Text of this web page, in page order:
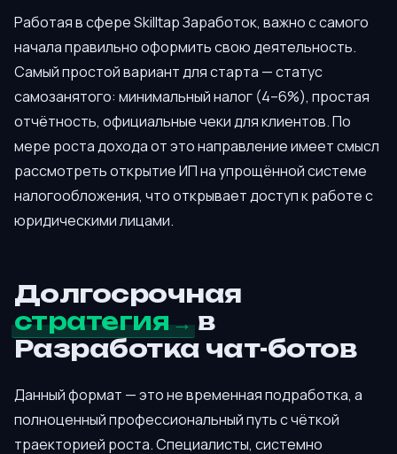
Работая в сфере Skilltap Заработок, важно с самого
начала правильно оформить свою деятельность.
Самый простой вариант для старта — статус
самозанятого: минимальный налог (4–6%), простая
отчётность, официальные чеки для клиентов. По
мере роста дохода от это направление имеет смысл
рассмотреть открытие ИП на упрощённой системе
налогообложения, что открывает доступ к работе с
юридическими лицами.
Долгосрочная
стратегия
в
Разработка чат-ботов
Данный формат — это не временная подработка, а
полноценный профессиональный путь с чёткой
траекторией роста. Специалисты, системно